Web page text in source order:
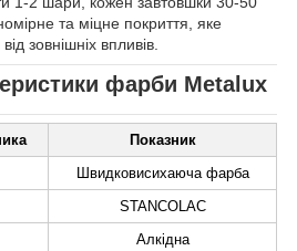
та міцне покриття, яке
зовнішніх впливів.
фарби Metalux
Показник
Швидковисихаюча фарба
STANCOLAC
Алкідна